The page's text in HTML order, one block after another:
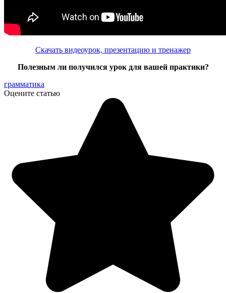
Скачать видеоурок, презентацию и тренажер
Полезным ли получился урок для вашей практики?
грамматика
Оцените статью